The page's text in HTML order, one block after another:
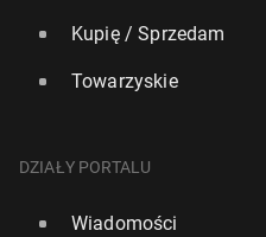
Kupię / Sprzedam
Towarzyskie
DZIAŁY PORTALU
Wiadomości